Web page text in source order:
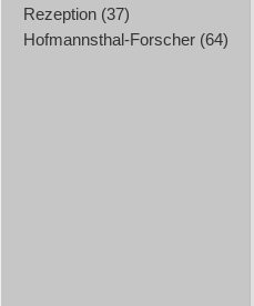
Rezeption (37)
Hofmannsthal-Forscher (64)